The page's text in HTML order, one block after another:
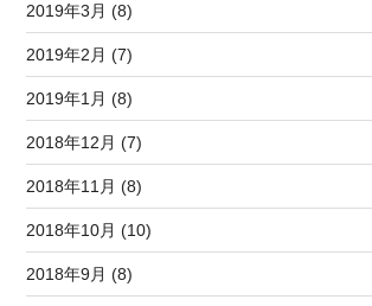
2019年3月 (8)
2019年2月 (7)
2019年1月 (8)
2018年12月 (7)
2018年11月 (8)
2018年10月 (10)
2018年9月 (8)